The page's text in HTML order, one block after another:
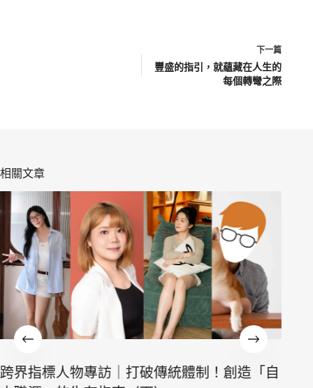
下一篇
豐盛的指引，就蘊藏在人生的
每個轉彎之際
相關文章
體制！創造「自
跨界指標人物專訪｜打破傳統